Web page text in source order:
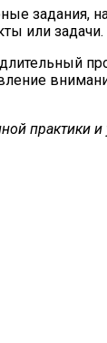
задания,
или задачи.
практики